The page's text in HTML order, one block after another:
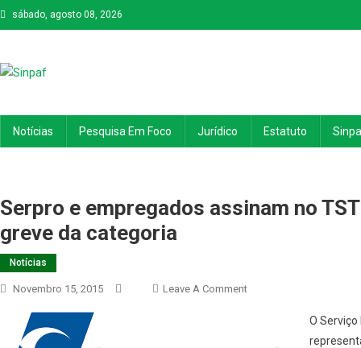
sábado, agosto 08, 2026
Notícias Pesquisa Em Foco Jurídico Estatuto
Serpro e empregados assinam no
greve da categoria
Notícias
Novembro 15, 2015 Leave A CommentOn
O